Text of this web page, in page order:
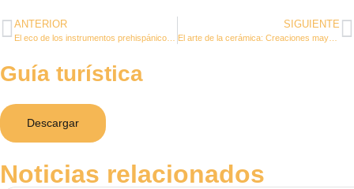
ANTERIOR SIGUIENTE
El arte de la cerámica: Creaciones mayas en Zazil Tunich
Guía turística
Descargar
Noticias relacionados